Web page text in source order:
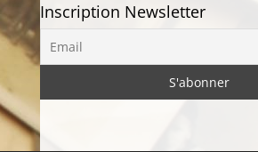
Inscription Newsletter